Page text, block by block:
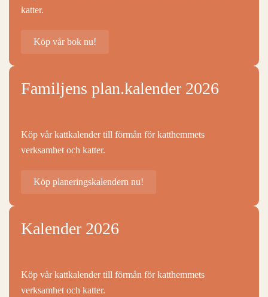
katter.
Köp vår bok nu!
Familjens plan.kalender 2026
Köp vår kattkalender till förmån för katthemmets
verksamhet och katter.
Köp planeringskalendern nu!
Kalender 2026
Köp vår kattkalender till förmån för katthemmets
verksamhet och katter.